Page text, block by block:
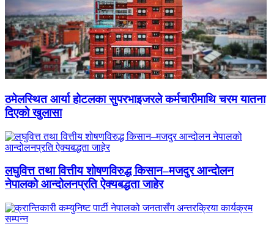
ठमेलस्थित आर्या होटलका सुपरभाइजरले कर्मचारीमाथि चरम यातना
दिएको खुलासा
लघुवित्त तथा वित्तीय शोषणविरुद्ध किसान–मजदुर आन्दोलन
नेपालको आन्दोलनप्रति ऐक्यबद्धता जाहेर